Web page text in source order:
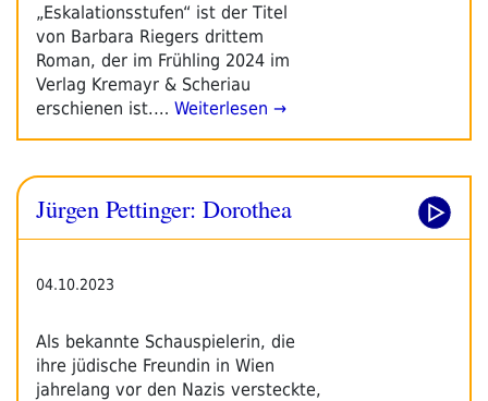
„Eskalationsstufen“ ist der Titel
von Barbara Riegers drittem
Roman, der im Frühling 2024 im
Verlag Kremayr & Scheriau
erschienen ist.… Weiterlesen →
Jürgen Pettinger: Dorothea
04.10.2023
Als bekannte Schauspielerin, die
ihre jüdische Freundin in Wien
jahrelang vor den Nazis versteckte,